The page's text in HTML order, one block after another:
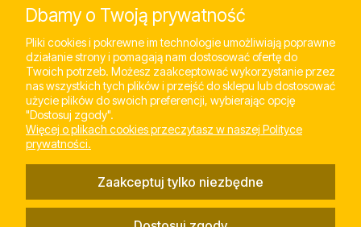
Pomoc
Moje konto
Płatności i dostawa
Dbamy o Twoją prywatność
Pliki cookies i pokrewne im technologie umożliwiają poprawne
działanie strony i pomagają nam dostosować ofertę do
Twoich potrzeb. Możesz zaakceptować wykorzystanie przez
nas wszystkich tych plików i przejść do sklepu lub dostosować
użycie plików do swoich preferencji, wybierając opcję
"Dostosuj zgody".
Więcej o plikach cookies przeczytasz w naszej Polityce
prywatności.
Zaakceptuj tylko niezbędne